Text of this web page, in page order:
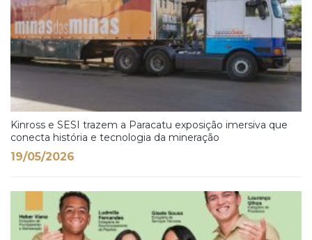
Kinross e SESI trazem a Paracatu exposição imersiva que
conecta história e tecnologia da mineração
19/05/2026